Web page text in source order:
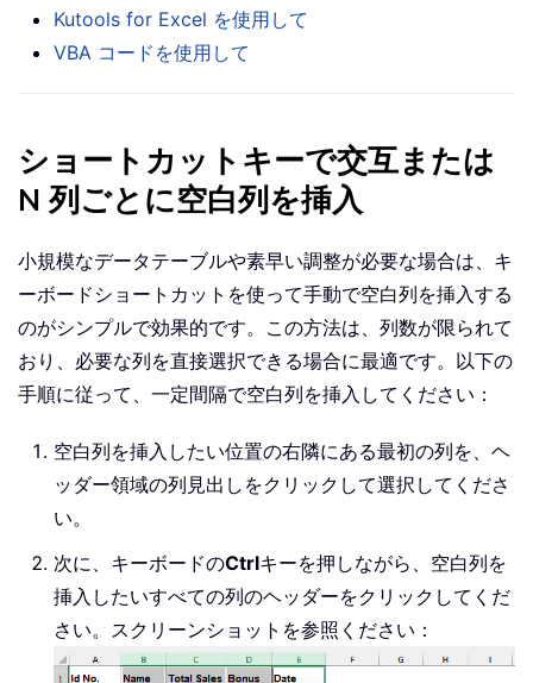
Kutools for Excel を使用して
VBA コードを使用して
ショートカットキーで交互または
N 列ごとに空白列を挿入
小規模なデータテーブルや素早い調整が必要な場合は、キ
ーボードショートカットを使って手動で空白列を挿入する
のがシンプルで効果的です。この方法は、列数が限られて
おり、必要な列を直接選択できる場合に最適です。以下の
手順に従って、一定間隔で空白列を挿入してください：
空白列を挿入したい位置の右隣にある最初の列を、ヘ
ッダー領域の列見出しをクリックして選択してくださ
い。
次に、キーボードのCtrlキーを押しながら、空白列を
挿入したいすべての列のヘッダーをクリックしてくだ
さい。スクリーンショットを参照ください：